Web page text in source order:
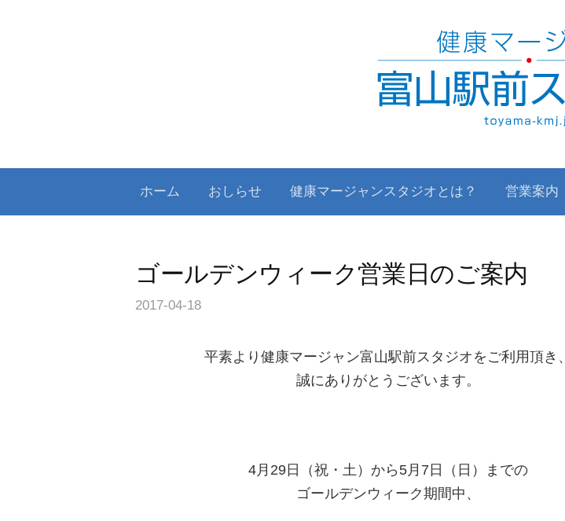
ホーム おしらせ 健康マージャンスタジオとは？ 営業案内
ゴールデンウィーク営業日のご案内
2017-04-18
平素より健康マージャン富山駅前スタジオをご利用頂き、
誠にありがとうございます。
4月29日（祝・土）から5月7日（日）までの
ゴールデンウィーク期間中、